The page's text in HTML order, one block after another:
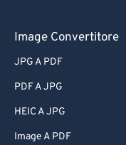
Image Convertitore
JPG A PDF
PDF A JPG
HEIC A JPG
Image A PDF